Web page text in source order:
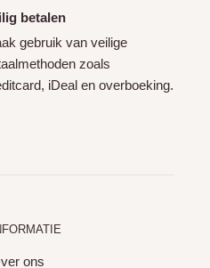
betalen
gebruik van veilige
zoals
iDeal en overboeking.
ons